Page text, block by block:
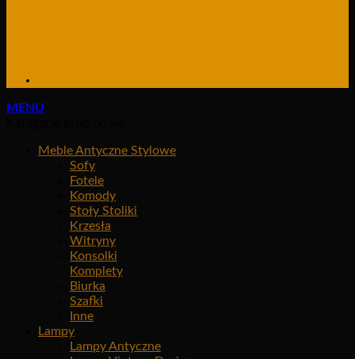
MENU
Meble Antyczne Stylowe
Sofy
Fotele
Komody
Stoły Stoliki
Krzesła
Witryny
Konsolki
Komplety
Biurka
Szafki
Inne
Lampy
Lampy Antyczne